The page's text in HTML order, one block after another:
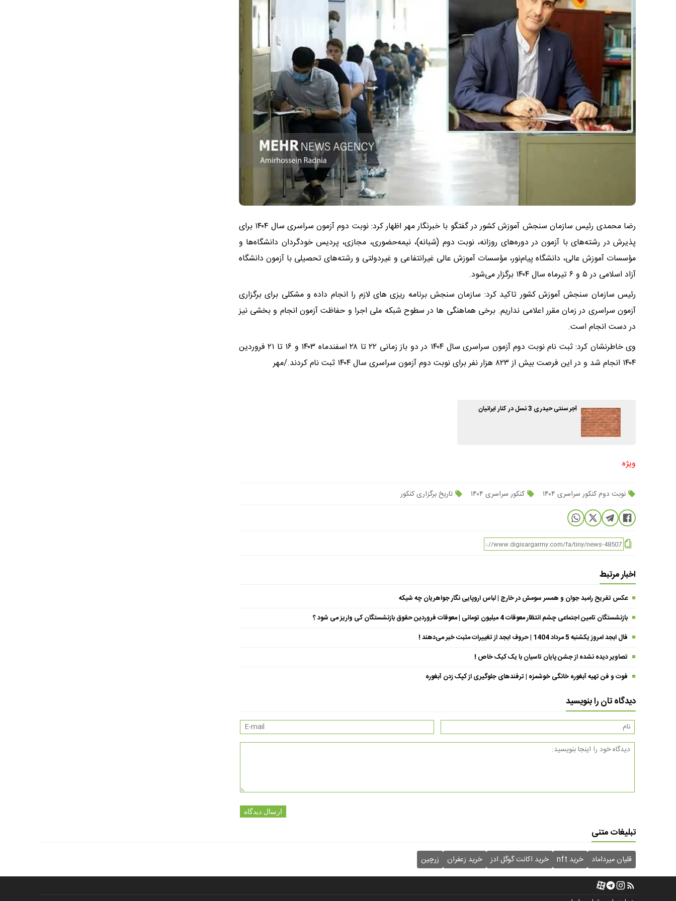
رضا محمدی رئیس سازمان سنجش آموزش کشور در گفتگو با خبرنگار مهر اظهار کرد: نوبت دوم آزمون سراسری سال ۱۴۰۴ برای
پذیرش در رشته‌های با آزمون در دوره‌های روزانه، نوبت دوم (شبانه)، نیمه‌حضوری، مجازی، پردیس خودگردان دانشگاه‌ها و
مؤسسات آموزش عالی، دانشگاه پیام‌نور، مؤسسات آموزش عالی غیرانتفاعی و غیردولتی و رشته‌های تحصیلی با آزمون دانشگاه
آزاد اسلامی در ۵ و ۶ تیرماه سال ۱۴۰۴ برگزار می‌شود.
رئیس سازمان سنجش آموزش کشور تاکید کرد: سازمان سنجش برنامه ریزی های لازم را انجام داده و مشکلی برای برگزاری
آزمون سراسری در زمان مقرر اعلامی نداریم. برخی هماهنگی ها در سطوح شبکه ملی اجرا و حفاظت آزمون انجام و بخشی نیز
در دست انجام است.
وی خاطرنشان کرد: ثبت نام نوبت دوم آزمون سراسری سال ۱۴۰۴ در دو باز زمانی ۲۲ تا ۲۸ اسفندماه ۱۴۰۳ و ۱۶ تا ۲۱ فروردین
۱۴۰۴ انجام شد و در این فرصت بیش از ۸۲۳ هزار نفر برای نوبت دوم آزمون سراسری سال ۱۴۰۴ ثبت نام کردند./مهر
آجر سنتی حیدری 3 نسل در کنار ایرانیان
ویژه
نوبت دوم کنکور سراسری ۱۴۰۴ کنکور سراسری ۱۴۰۴ تاریخ برگزاری کنکور
اخبار مرتبط
عکس تفریح رامبد جوان و همسر سومش در خارج | لباس اروپایی نگار جواهریان چه شیکه
بازنشستگان تامین اجتماعی چشم انتظار معوقات 4 میلیون تومانی | معوقات فروردین حقوق بازنشستگان کی واریز می شود ؟
فال ابجد امروز یکشنبه 5 مرداد 1404 | حروف ابجد از تغییرات مثبت خبر می‌دهند !
تصاویر دیده نشده از جشن پایان تاسیان با یک کیک خاص !
فوت و فن تهیه آبغوره خانگی خوشمزه | ترفندهای جلوگیری از کپک زدن آبغوره
دیدگاه تان را بنویسید
ارسال دیدگاه
تبلیغات متنی
قلیان میرداماد خرید nft خرید اکانت گوگل ادز خرید زعفران زرچین